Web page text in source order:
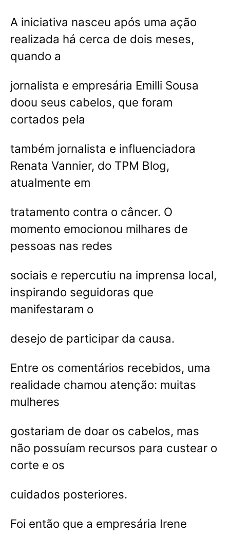
A iniciativa nasceu após uma ação
realizada há cerca de dois meses,
quando a
jornalista e empresária Emilli Sousa
doou seus cabelos, que foram
cortados pela
também jornalista e influenciadora
Renata Vannier, do TPM Blog,
atualmente em
tratamento contra o câncer. O
momento emocionou milhares de
pessoas nas redes
sociais e repercutiu na imprensa local,
inspirando seguidoras que
manifestaram o
desejo de participar da causa.
Entre os comentários recebidos, uma
realidade chamou atenção: muitas
mulheres
gostariam de doar os cabelos, mas
não possuíam recursos para custear o
corte e os
cuidados posteriores.
Foi então que a empresária Irene